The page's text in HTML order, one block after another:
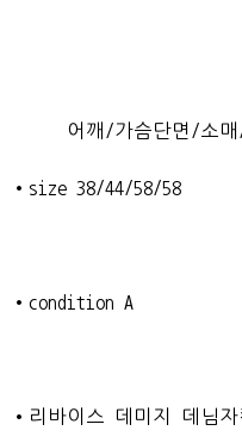
어깨/가슴단면/소매/
•size 38/44/58/58
•condition A
•리바이스 데미지 데님